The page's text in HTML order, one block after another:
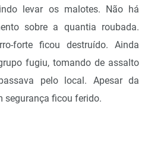
levar os malotes. Não há
sobre a quantia roubada.
forte ficou destruído. Ainda
fugiu, tomando de assalto
pelo local. Apesar da
segurança ficou ferido.